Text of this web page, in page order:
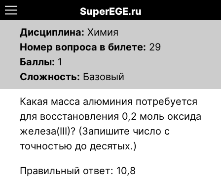
SuperEGE.ru
Дисциплина: Химия
Номер вопроса в билете: 29
Баллы: 1
Сложность: Базовый
Какая масса алюминия потребуется
для восстановления 0,2 моль оксида
железа(III)? (Запишите число с
точностью до десятых.)
Правильный ответ: 10,8